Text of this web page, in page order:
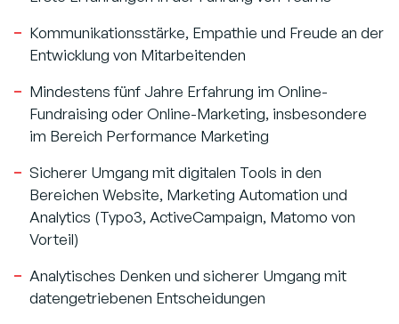
Kommunikationsstärke, Empathie und Freude an der
Entwicklung von Mitarbeitenden
Mindestens fünf Jahre Erfahrung im Online-
Fundraising oder Online-Marketing, insbesondere
im Bereich Performance Marketing
Sicherer Umgang mit digitalen Tools in den
Bereichen Website, Marketing Automation und
Analytics (Typo3, ActiveCampaign, Matomo von
Vorteil)
Analytisches Denken und sicherer Umgang mit
datengetriebenen Entscheidungen